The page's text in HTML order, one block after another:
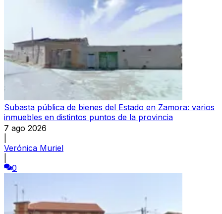
Subasta pública de bienes del Estado en Zamora: varios
inmuebles en distintos puntos de la provincia
7 ago 2026
Verónica Muriel
0